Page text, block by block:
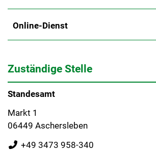
Online-Dienst
Zuständige Stelle
Standesamt
Markt 1
06449 Aschersleben
+49 3473 958-340